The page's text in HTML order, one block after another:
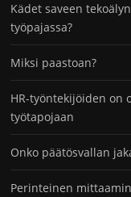
Kädet saveen
työpajassa?
Miksi paastoan?
HR-työntekijöiden on
työtapojaan
Onko päätösvallan
Perinteinen